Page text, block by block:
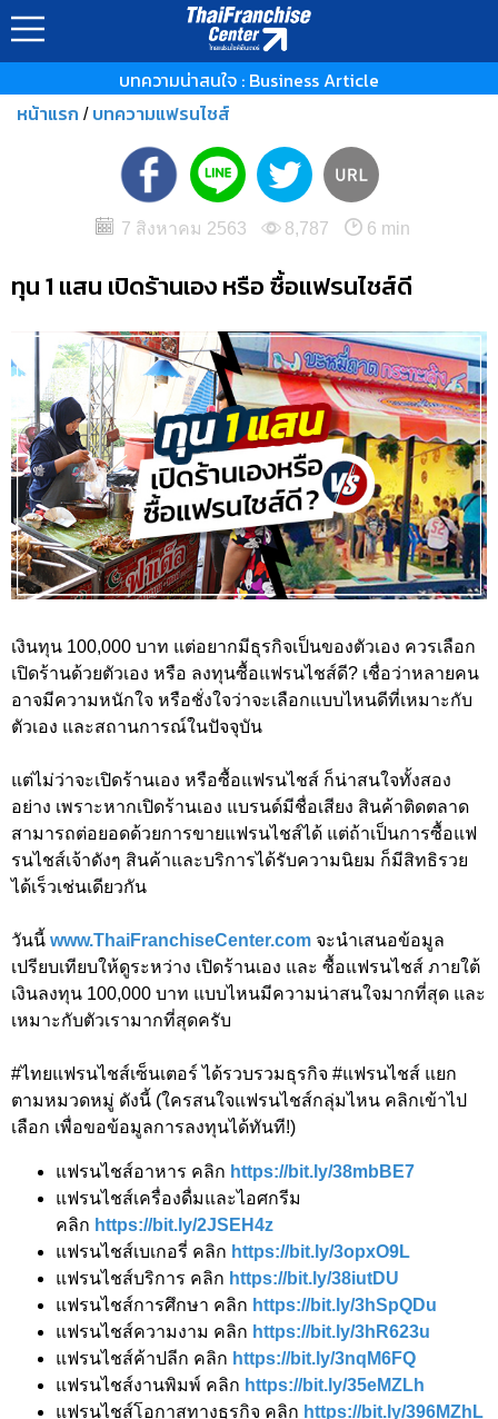
บทความน่าสนใจ : Business Article
หน้าแรก / บทความแฟรนไชส์
7 สิงหาคม 2563 8,787 6 min
ทุน 1 แสน เปิดร้านเอง หรือ ซื้อแฟรนไชส์ดี
เงินทุน 100,000 บาท แต่อยากมีธุรกิจเป็นของตัวเอง ควรเลือก
เปิดร้านด้วยตัวเอง หรือ ลงทุนซื้อแฟรนไชส์ดี? เชื่อว่าหลายคน
อาจมีความหนักใจ หรือชั่งใจว่าจะเลือกแบบไหนดีที่เหมาะกับ
ตัวเอง และสถานการณ์ในปัจจุบัน
แต่ไม่ว่าจะเปิดร้านเอง หรือซื้อแฟรนไชส์ ก็น่าสนใจทั้งสอง
อย่าง เพราะหากเปิดร้านเอง แบรนด์มีชื่อเสียง สินค้าติดตลาด
สามารถต่อยอดด้วยการขายแฟรนไชส์ได้ แต่ถ้าเป็นการซื้อแฟ
รนไชส์เจ้าดังๆ สินค้าและบริการได้รับความนิยม ก็มีสิทธิรวย
ได้เร็วเช่นเดียวกัน
วันนี้ www.ThaiFranchiseCenter.com จะนำเสนอข้อมูล
เปรียบเทียบให้ดูระหว่าง เปิดร้านเอง และ ซื้อแฟรนไชส์ ภายใต้
เงินลงทุน 100,000 บาท แบบไหนมีความน่าสนใจมากที่สุด และ
เหมาะกับตัวเรามากที่สุดครับ
#ไทยแฟรนไชส์เซ็นเตอร์ ได้รวบรวมธุรกิจ #แฟรนไชส์ แยก
ตามหมวดหมู่ ดังนี้ (ใครสนใจแฟรนไชส์กลุ่มไหน คลิกเข้าไป
เลือก เพื่อขอข้อมูลการลงทุนได้ทันที!)
แฟรนไชส์อาหาร คลิก https://bit.ly/38mbBE7
แฟรนไชส์เครื่องดื่มและไอศกรีม
คลิก https://bit.ly/2JSEH4z
แฟรนไชส์เบเกอรี่ คลิก https://bit.ly/3opxO9L
แฟรนไชส์บริการ คลิก https://bit.ly/38iutDU
แฟรนไชส์การศึกษา คลิก https://bit.ly/3hSpQDu
แฟรนไชส์ความงาม คลิก https://bit.ly/3hR623u
แฟรนไชส์ค้าปลีก คลิก https://bit.ly/3nqM6FQ
แฟรนไชส์งานพิมพ์ คลิก https://bit.ly/35eMZLh
แฟรนไชส์โอกาสทางธุรกิจ คลิก https://bit.ly/396MZhL